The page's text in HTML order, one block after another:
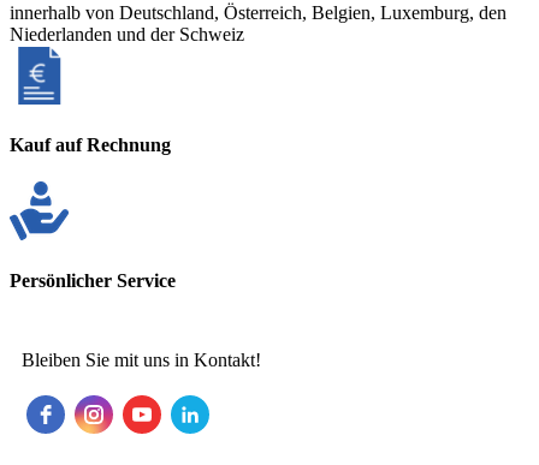
innerhalb von Deutschland, Österreich, Belgien, Luxemburg, den
Niederlanden und der Schweiz
Kauf auf Rechnung
Persönlicher Service
Bleiben Sie mit uns in Kontakt!